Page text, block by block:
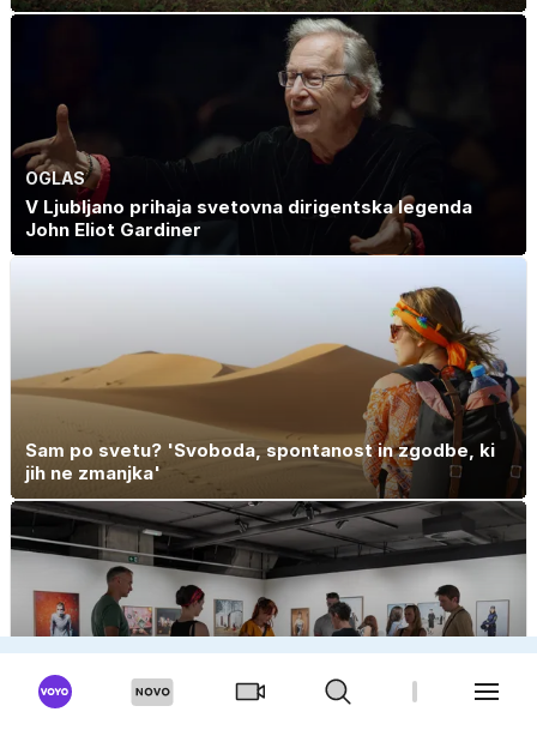
OGLAS
V Ljubljano prihaja svetovna dirigentska legenda
John Eliot Gardiner
Sam po svetu? 'Svoboda, spontanost in zgodbe, ki
jih ne zmanjka'
Kam v Ljubljani poleti? Od rimskih ostalin do
sodobne umetnosti in večernih koncertov